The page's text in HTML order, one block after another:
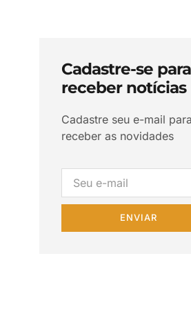
Cadastre-se para
receber notícias
Cadastre seu e-mail para
receber as novidades
ENVIAR